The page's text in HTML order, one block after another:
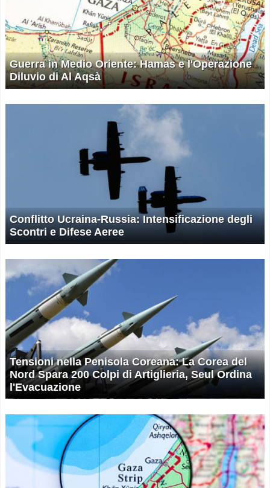
Guerra in Medio Oriente: Hamas e l'Operazione
Diluvio di Al Aqsà
Conflitto Ucraina-Russia: Intensificazione degli
Scontri e Difese Aeree
Tensioni nella Penisola Coreana: La Corea del
Nord Spara 200 Colpi di Artiglieria, Seul Ordina
l'Evacuazione